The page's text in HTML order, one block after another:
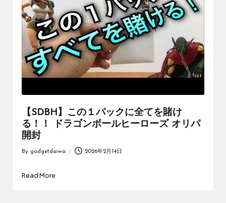
【SDBH】この１パックに全てを賭け
る！！ ドラゴンボールヒーローズ オリパ
開封
By gadgetdaiwa 2026年2月14日
Read More